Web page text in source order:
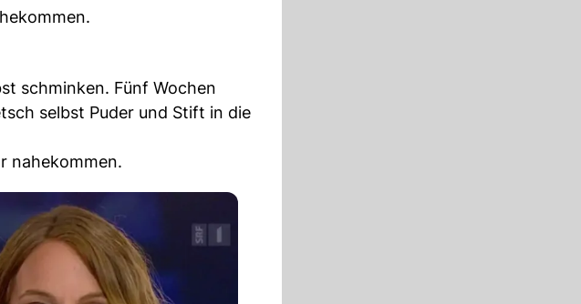
schminken. Fünf Wochen
selbst Puder und Stift in die
nahekommen.